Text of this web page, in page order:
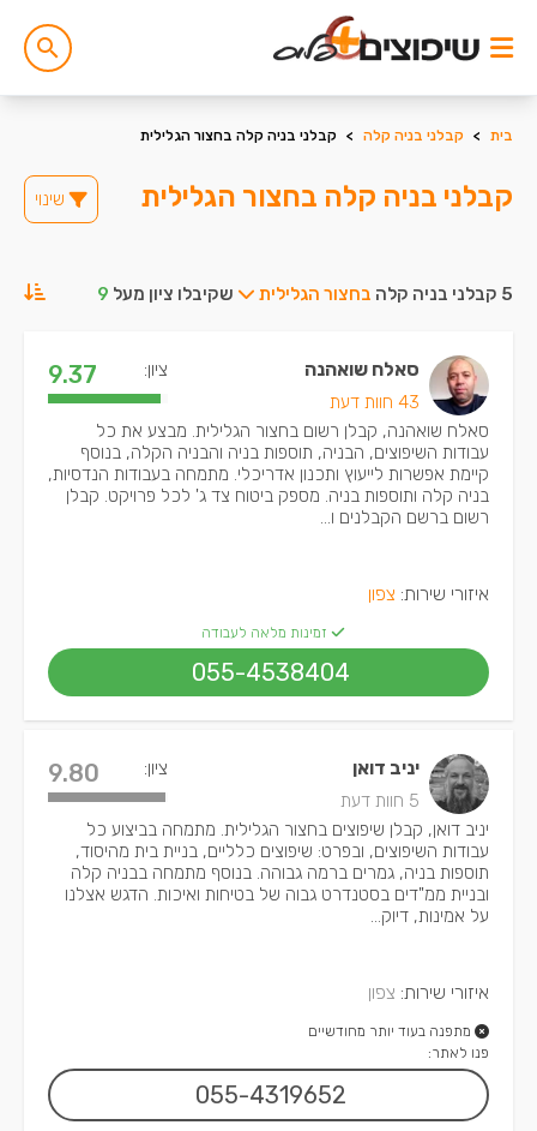
בית > קבלני בניה קלה > קבלני בניה קלה בחצור הגלילית
קבלני בניה קלה בחצור הגלילית שינוי
5 קבלני בניה קלה בחצור הגלילית שקיבלו ציון מעל 9
סאלח שואהנה
43 חוות דעת
ציון: 9.37
סאלח שואהנה, קבלן רשום בחצור הגלילית. מבצע את כל
עבודות השיפוצים, הבניה, תוספות בניה והבניה הקלה, בנוסף
קיימת אפשרות לייעוץ ותכנון אדריכלי. מתמחה בעבודות הנדסיות,
בניה קלה ותוספות בניה. מספק ביטוח צד ג' לכל פרויקט. קבלן
רשום ברשם הקבלנים ו...
איזורי שירות: צפון
זמינות מלאה לעבודה
055-4538404
יניב דואן
5 חוות דעת
ציון: 9.80
יניב דואן, קבלן שיפוצים בחצור הגלילית. מתמחה בביצוע כל
עבודות השיפוצים, ובפרט: שיפוצים כלליים, בניית בית מהיסוד,
תוספות בניה, גמרים ברמה גבוהה. בנוסף מתמחה בבניה קלה
ובניית ממ"דים בסטנדרט גבוה של בטיחות ואיכות. הדגש אצלנו
על אמינות, דיוק...
איזורי שירות: צפון
מתפנה בעוד יותר מחודשיים
פנו לאתר:
055-4319652